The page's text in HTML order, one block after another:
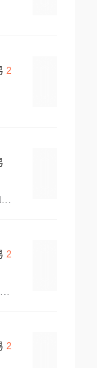
2
2
personal effect,used household goods
2